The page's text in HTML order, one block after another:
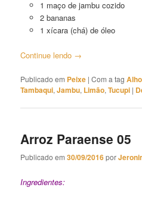
1 maço de jambu cozido
2 bananas
1 xícara (chá) de óleo
Continue lendo →
Publicado em Peixe |Com a tagAlho
Tambaqui,Jambu, Limão,Tucupi |
Arroz Paraense 05
Publicado em30/09/2016por
Ingredientes: